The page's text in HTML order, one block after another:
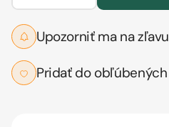
Upozorniť ma na zľavu
Pridať do obľúbených